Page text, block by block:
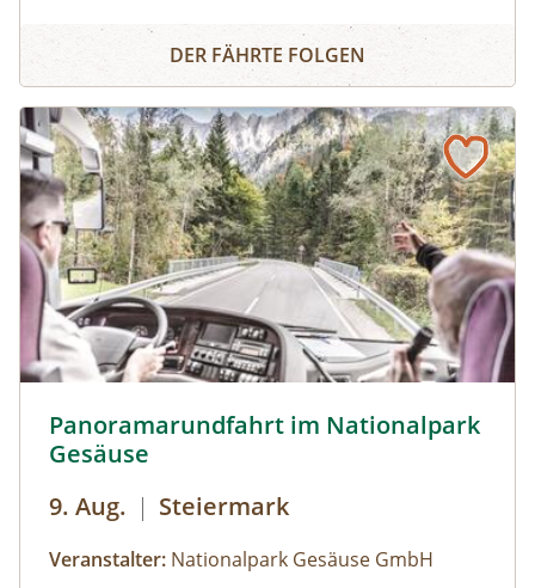
Steilhang oberhalb der Möllschlucht beherbergt
seltene Kräuter, die sonst nur in Felsspalten
Wirkung und Anwendung.
Kräuterwanderung Heiligenblut
DER FÄHRTE FOLGEN
Panoramarundfahrt im Nationalpark
Gesäuse
9. Aug. | Steiermark
Veranstalter: Nationalpark Gesäuse GmbH